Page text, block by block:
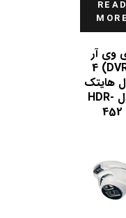
READ
MORE
وی آر
(DVR) 4
هایتک
مدل HDR-
452